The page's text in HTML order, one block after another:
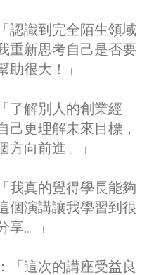
認識到完全陌生領域
重新思考自己是否要
助很大！」
了解別人的創業經
己更理解未來目標，
方向前進。」
我真的覺得學長能夠
個演講讓我學習到很
享。」
「這次的講座受益良